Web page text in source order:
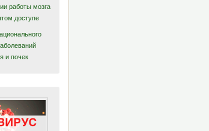
работы мозга
доступе
и почек